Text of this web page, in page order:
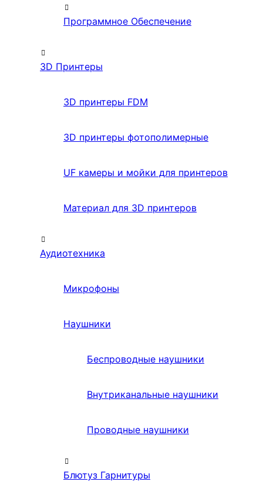
Программное Обеспечение
3D Принтеры
3D принтеры FDM
3D принтеры фотополимерные
UF камеры и мойки для принтеров
Материал для 3D принтеров
Аудиотехника
Микрофоны
Наушники
Беспроводные наушники
Внутриканальные наушники
Проводные наушники
Блютуз Гарнитуры